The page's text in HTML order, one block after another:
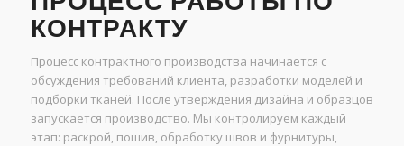
КОНТРАКТУ
Процесс контрактного производства начинается с
обсуждения требований клиента, разработки моделей и
подборки тканей. После утверждения дизайна и образцов
запускается производство. Мы контролируем каждый
этап: раскрой, пошив, обработку швов и фурнитуры,